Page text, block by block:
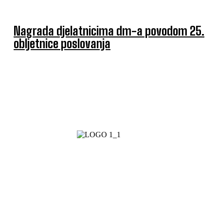
Nagrada djelatnicima dm-a povodom 25.
obljetnice poslovanja